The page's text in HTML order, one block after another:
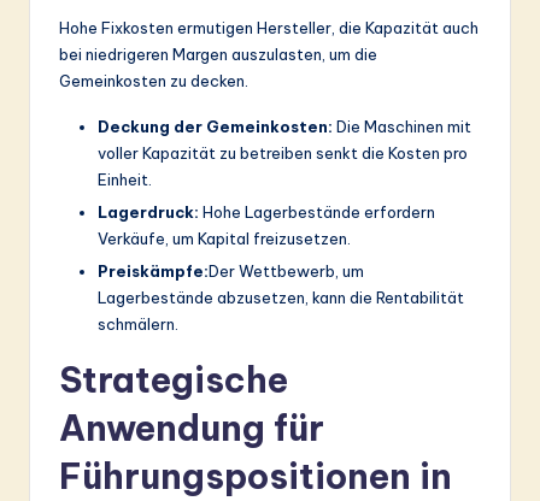
Hohe Fixkosten ermutigen Hersteller, die Kapazität auch
bei niedrigeren Margen auszulasten, um die
Gemeinkosten zu decken.
Deckung der Gemeinkosten: Die Maschinen mit
voller Kapazität zu betreiben senkt die Kosten pro
Einheit.
Lagerdruck: Hohe Lagerbestände erfordern
Verkäufe, um Kapital freizusetzen.
Preiskämpfe:Der Wettbewerb, um
Lagerbestände abzusetzen, kann die Rentabilität
schmälern.
Strategische
Anwendung für
Führungspositionen in